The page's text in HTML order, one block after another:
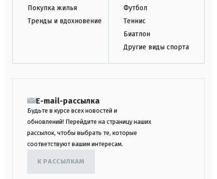
Покупка жилья
Тренды и вдохновение
Футбол
Теннис
Биатлон
Другие виды спорта
E-mail-рассылка
Будьте в курсе всех новостей и
обновлений! Перейдите на страницу наших
рассылок, чтобы выбрать те, которые
соответствуют вашим интересам.
К РАССЫЛКАМ